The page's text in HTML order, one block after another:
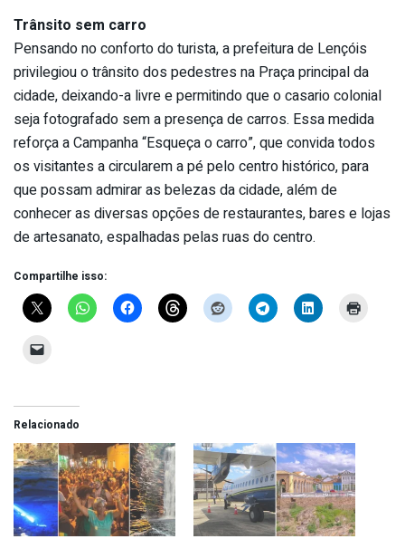
Trânsito sem carro
Pensando no conforto do turista, a prefeitura de Lençóis
privilegiou o trânsito dos pedestres na Praça principal da
cidade, deixando-a livre e permitindo que o casario colonial
seja fotografado sem a presença de carros. Essa medida
reforça a Campanha “Esqueça o carro”, que convida todos
os visitantes a circularem a pé pelo centro histórico, para
que possam admirar as belezas da cidade, além de
conhecer as diversas opções de restaurantes, bares e lojas
de artesanato, espalhadas pelas ruas do centro.
Compartilhe isso:
Relacionado